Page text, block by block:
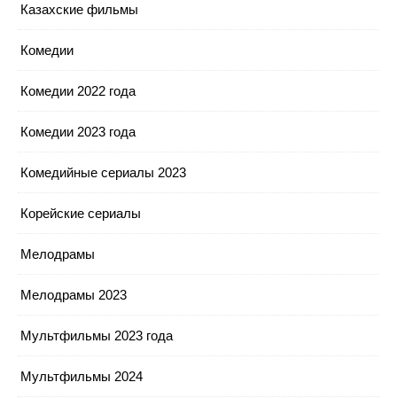
Казахские фильмы
Комедии
Комедии 2022 года
Комедии 2023 года
Комедийные сериалы 2023
Корейские сериалы
Мелодрамы
Мелодрамы 2023
Мультфильмы 2023 года
Мультфильмы 2024